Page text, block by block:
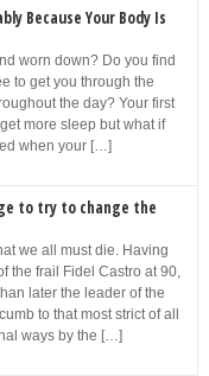
Because Your Body Is
worn down? Do you find
to get you through the
the day? Your first
more sleep but what if
when your […]
to try to change the
we all must die. Having
the frail Fidel Castro at 90,
later the leader of the
to that most strict of all
ways by the […]